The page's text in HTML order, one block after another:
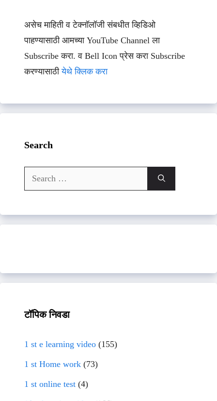
असेच माहिती व टेक्नॉलॉजी संबधीत व्हिडिओ
पाहण्यासाठी आमच्या YouTube Channel ला
Subscribe करा. व Bell Icon प्रेस करा Subscribe
करण्यासाठीयेथे क्लिक करा
Search
Search
for:
टॉपिक निवडा
1 st e learning video (155)
1 st Home work (73)
1 st online test (4)